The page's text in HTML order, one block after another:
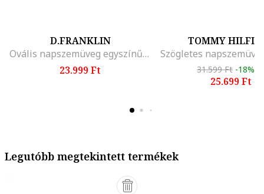
D.FRANKLIN
Ovális napszemüveg egyszínű lencsékkel, Halvány rózsaszín
23.999 Ft
TOMMY
31.599 Ft -18%
25.699 Ft
Legutóbb megtekintett termékek